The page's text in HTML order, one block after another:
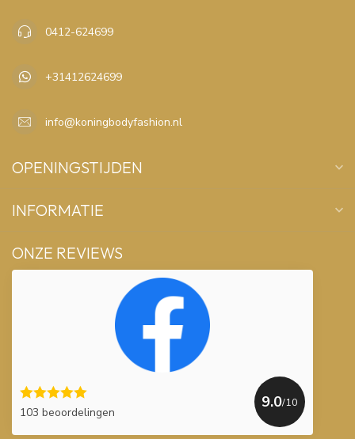
0412-624699
+31412624699
info@koningbodyfashion.nl
OPENINGSTIJDEN
INFORMATIE
ONZE REVIEWS
103 beoordelingen
9.0/10